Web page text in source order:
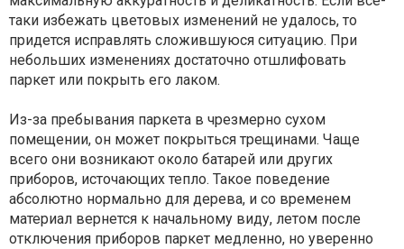
таки избежать цветовых изменений не удалось, то
придется исправлять сложившуюся ситуацию. При
небольших изменениях достаточно отшлифовать
паркет или покрыть его лаком.
Из-за пребывания паркета в чрезмерно сухом
помещении, он может покрыться трещинами. Чаще
всего они возникают около батарей или других
приборов, источающих тепло. Такое поведение
абсолютно нормально для дерева, и со временем
материал вернется к начальному виду, летом после
отключения приборов паркет медленно, но уверенно